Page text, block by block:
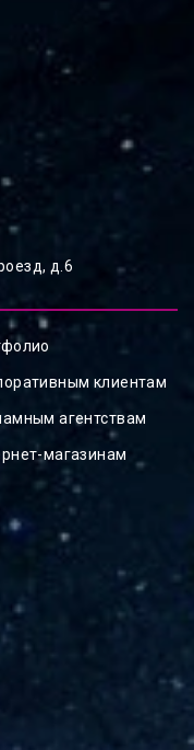
д.6
клиентам
агентствам
магазинам